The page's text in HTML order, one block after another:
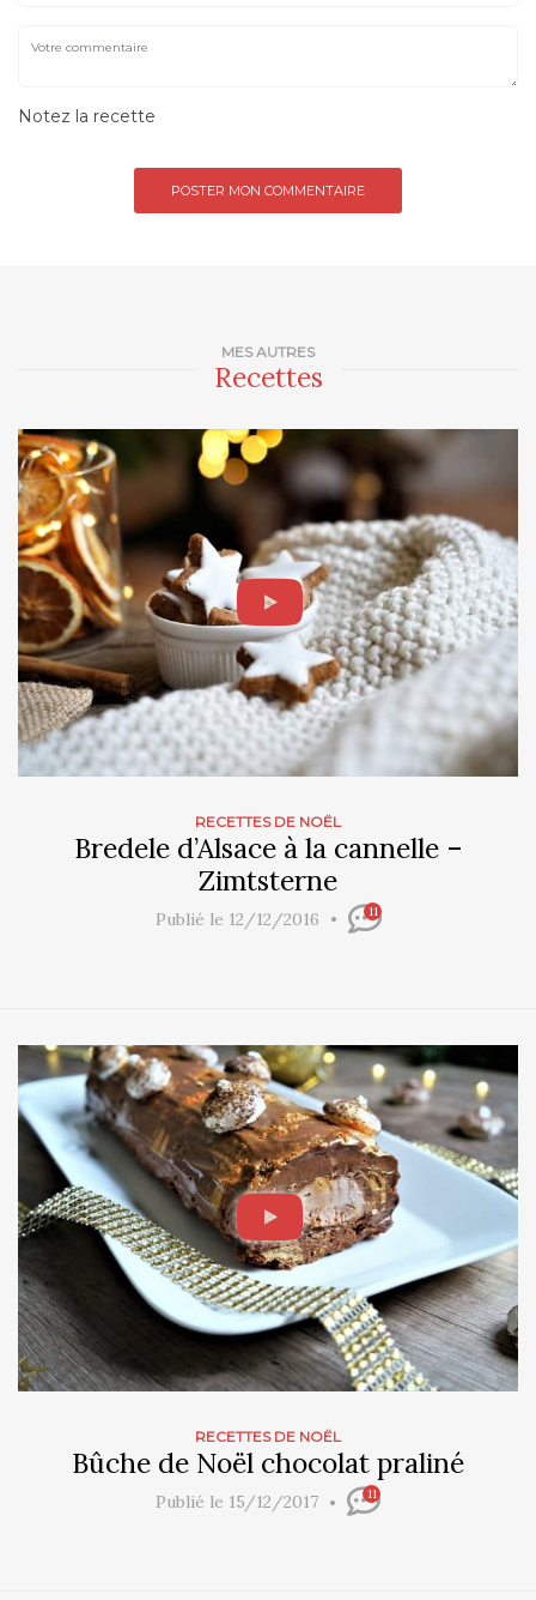
MES AUTRES
Recettes
RECETTES DE NOËL
Bredele d’Alsace à la cannelle –
Zimtsterne
Publié le 12/12/2016 11
RECETTES DE NOËL
Bûche de Noël chocolat praliné
Publié le 15/12/2017 11
Notez la recette